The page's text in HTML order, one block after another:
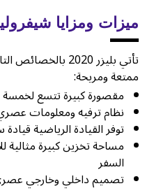
ميزات ومزايا شيفروليه
تأتي بليزر 2020
ممتعة ومريحة:
مقصورة كبيرة تتسع
نظام ترفيه ومعلومات
توفر القيادة الرياضية
مساحة تخزين كبيرة مثالية
السفر
تصميم داخلي وخارجي